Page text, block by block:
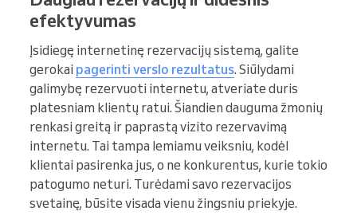
efektyvumas
Įsidiegę internetinę rezervacijų sistemą, galite
gerokai pagerinti verslo rezultatus. Siūlydami
galimybę rezervuoti internetu, atveriate duris
platesniam klientų ratui. Šiandien dauguma žmonių
renkasi greitą ir paprastą vizito rezervavimą
internetu. Tai tampa lemiamu veiksniu, kodėl
klientai pasirenka jus, o ne konkurentus, kurie tokio
patogumo neturi. Turėdami savo rezervacijos
svetainę, būsite visada vienu žingsniu priekyje.